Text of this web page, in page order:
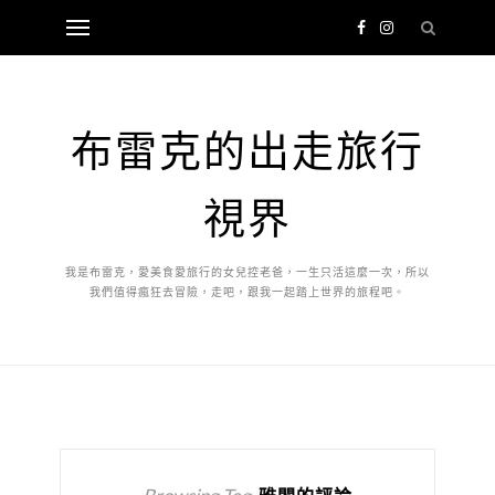
布雷克的出走旅行
視界
我是布雷克，愛美食愛旅行的女兒控老爸，一生只活這麼一次，所以
我們值得瘋狂去冒險，走吧，跟我一起踏上世界的旅程吧。